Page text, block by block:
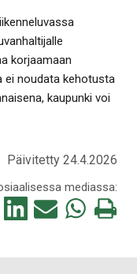
korjaamaan
ei noudata kehotusta
kaupunki voi
Päivitetty 24.4.2026
mediassa:
Jaa
tämä
Jaa
Jaa
Tulosta